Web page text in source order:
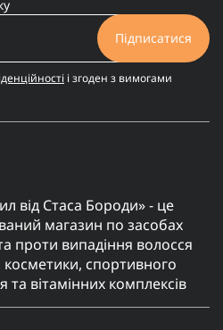
тубус - 630 грн
Підписатися
і згоден з вимогами
від Стаса Бороди» - це
магазин по засобах
проти випадіння волосся
спортивного
та вітамінних комплексів